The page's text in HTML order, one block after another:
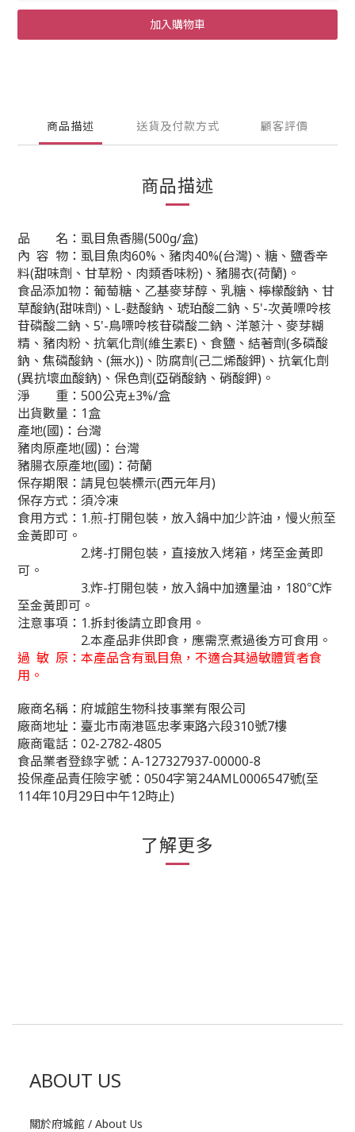
加入購物車
商品描述 送貨及付款方式 顧客評價
商品描述
品 名：虱目魚香腸(500g/盒)
內 容 物：虱目魚肉60%、豬肉40%(台灣)、糖、鹽香辛
料(甜味劑、甘草粉、肉類香味粉)、豬腸衣(荷蘭) 。
食品添加物：葡萄糖、乙基麥芽醇、乳糖、檸檬酸鈉、甘
草酸鈉(甜味劑)、L-麩酸鈉、琥珀酸二鈉、5'-次黃嘌呤核
苷磷酸二鈉、5'-鳥嘌呤核苷磷酸二鈉、洋蔥汁、麥芽糊
精、豬肉粉、抗氧化劑(維生素E)、食鹽、結著劑(多磷酸
鈉、焦磷酸鈉、(無水))、防腐劑(己二烯酸鉀)、抗氧化劑
(異抗壞血酸鈉)、保色劑(亞硝酸鈉、硝酸鉀)。
淨 重：500公克±3%/盒
出貨數量：1盒
產地(國)：台灣
豬肉原產地(國)：台灣
豬腸衣原產地(國)：荷蘭
保存期限：請見包裝標示(西元年月)
保存方式：須冷凍
食用方式：1.煎-打開包裝，放入鍋中加少許油，慢火煎至
金黃即可。
2.烤-打開包裝，直接放入烤箱，烤至金黃即
可。
3.炸-打開包裝，放入鍋中加適量油，180℃炸
至金黃即可。
注意事項：1.拆封後請立即食用。
2.本產品非供即食，應需烹煮過後方可食用。
過 敏 原：本產品含有虱目魚，不適合其過敏體質者食
用。
廠商名稱：府城館生物科技事業有限公司
廠商地址：臺北市南港區忠孝東路六段310號7樓
廠商電話：02-2782-4805
食品業者登錄字號：A-127327937-00000-8
投保產品責任險字號：0504字第24AML0006547號(至
114年10月29日中午12時止)
了解更多
ABOUT US
關於府城館 / About Us